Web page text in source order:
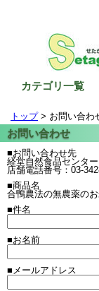
カテゴリ一覧
トップ> お問い合わ
■お問い合わせ先
経堂自然食品センター
店舗電話番号：03-
■商品名
合鴨農法の無農薬の
■件名
■お名前
■メールアドレス